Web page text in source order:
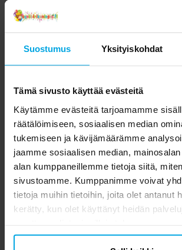
Suostumus Yksityiskohdat
Tämä sivusto käyttää evästeitä
Käytämme evästeitä tarjoamamme
räätälöimiseen, sosiaalisen median
tukemiseen ja kävijämäärämme
jaamme sosiaalisen median,
alan kumppaneillemme tietoja siitä,
sivustoamme. Kumppanimme voivat
tietoja muihin tietoihin, joita olet antanut
kerätty, kun olet käyttänyt heidän
Toiset asiakkaat
Serpentiinit - Valkoinen
Hinta:1,90 €
1,90 €